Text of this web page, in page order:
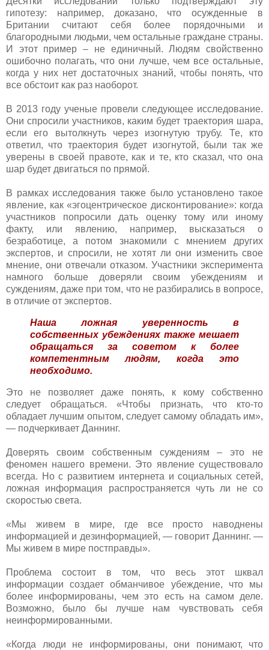
гипотезу: например, доказано, что осужденные в
Британии считают себя более порядочными и
благородными людьми, чем остальные граждане страны.
И этот пример – не единичный. Людям свойственно
ошибочно полагать, что они лучше, чем все остальные,
когда у них нет достаточных знаний, чтобы понять, что
все обстоит как раз наоборот.
В 2013 году ученые провели следующее исследование.
Они спросили участников, каким будет траектория шара,
если его вытолкнуть через изогнутую трубу. Те, кто
ответил, что траектория будет изогнутой, были так же
уверены в своей правоте, как и те, кто сказал, что она
шар будет двигаться по прямой.
В рамках исследования также было установлено такое
явление, как «эгоцентрическое дисконтирование»: когда
участников попросили дать оценку тому или иному
факту, или явлению, например, высказаться о
безработице, а потом знакомили с мнением других
экспертов, и спросили, не хотят ли они изменить свое
мнение, они отвечали отказом. Участники эксперимента
намного больше доверяли своим убеждениям и
суждениям, даже при том, что не разбирались в вопросе,
в отличие от экспертов.
Наша ложная уверенность в
собственных убеждениях также мешает
обращаться за советом к более
компетентным людям, когда это
необходимо.
Это не позволяет даже понять, к кому собственно
следует обращаться. «Чтобы признать, что кто-то
обладает лучшим опытом, следует самому обладать им»,
— подчеркивает Даннинг.
Доверять своим собственным суждениям – это не
феномен нашего времени. Это явление существовало
всегда. Но с развитием интернета и социальных сетей,
ложная информация распространяется чуть ли не со
скоростью света.
«Мы живем в мире, где все просто наводнены
информацией и дезинформацией, — говорит Даннинг. —
Мы живем в мире постправды».
Проблема состоит в том, что весь этот шквал
информации создает обманчивое убеждение, что мы
более информированы, чем это есть на самом деле.
Возможно, было бы лучше нам чувствовать себя
неинформированными.
«Когда люди не информированы, они понимают, что